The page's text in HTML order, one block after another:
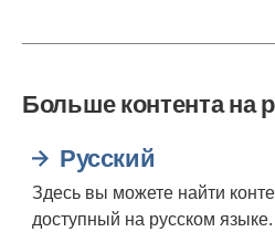
Больше контента на
Русский
Здесь вы можете найти
доступный на русском